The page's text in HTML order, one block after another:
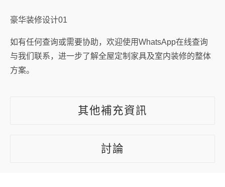
豪华装修设计01
如有任何查询或需要协助，欢迎使用WhatsApp在线查询
与我们联系，进一步了解全屋定制家具及室内装修的整体
方案。
其他補充資訊
討論